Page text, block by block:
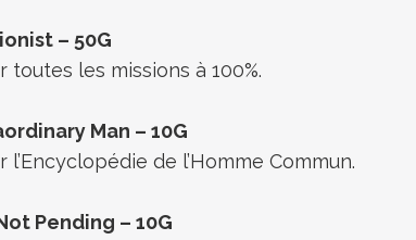
– 50G
toutes les missions à 100%.
Man – 10G
l’Encyclopédie de l’Homme Commun.
Pending – 10G